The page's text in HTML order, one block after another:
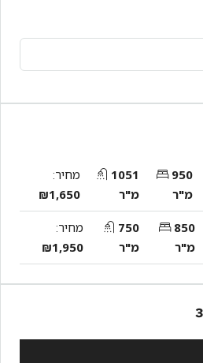
950
מ"ר
1051
מ"ר
מחיר:
₪1,650
850
מ"ר
750
מ"ר
מחיר:
₪1,950